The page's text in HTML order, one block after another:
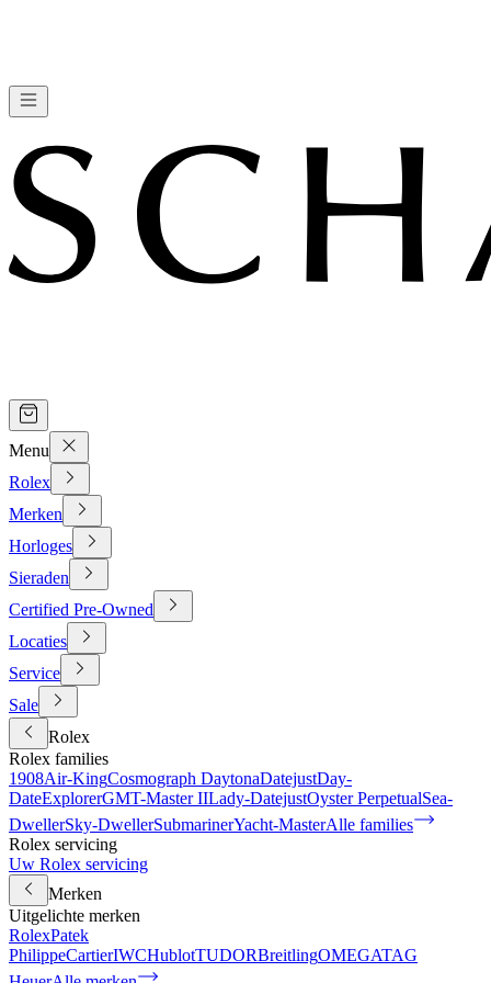
Menu
Rolex
Merken
Horloges
Sieraden
Certified Pre-Owned
Locaties
Service
Sale
Rolex
Rolex families
1908Air-KingCosmograph DaytonaDatejustDay-
DateExplorerGMT-Master IILady-DatejustOyster PerpetualSea-
DwellerSky-DwellerSubmarinerYacht-MasterAlle families
Rolex servicing
Uw Rolex servicing
Merken
Uitgelichte merken
RolexPatek
PhilippeCartierIWCHublotTUDORBreitlingOMEGATAG